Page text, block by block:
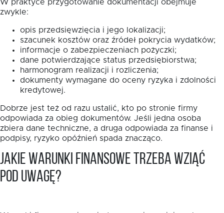
W praktyce przygotowanie dokumentacji obejmuje
zwykle:
opis przedsięwzięcia i jego lokalizacji;
szacunek kosztów oraz źródeł pokrycia wydatków;
informacje o zabezpieczeniach pożyczki;
dane potwierdzające status przedsiębiorstwa;
harmonogram realizacji i rozliczenia;
dokumenty wymagane do oceny ryzyka i zdolności
kredytowej.
Dobrze jest też od razu ustalić, kto po stronie firmy
odpowiada za obieg dokumentów. Jeśli jedna osoba
zbiera dane techniczne, a druga odpowiada za finanse i
podpisy, ryzyko opóźnień spada znacząco.
Jakie warunki finansowe trzeba wziąć
pod uwagę?